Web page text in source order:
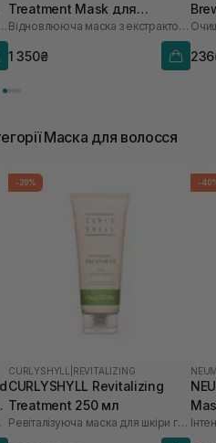
з маслом авокадо
Treatment Mask для
пошкодженого волосся 300
мл
Відновлююча маска з екстрактом зерна
1 350₴
Маска для волосся
-20%
CURLYSHYLL REVITALIZING
CURLYSHYLL Revitalizing
Treatment 250 мл
Ревіталізуюча маска для шкіри голови та волосся
-